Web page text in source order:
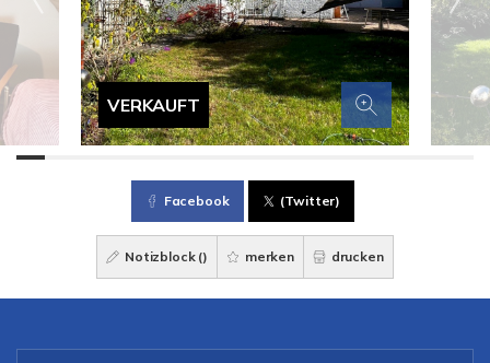
VERKAUFT
Facebook (Twitter)
Notizblock () merken drucken